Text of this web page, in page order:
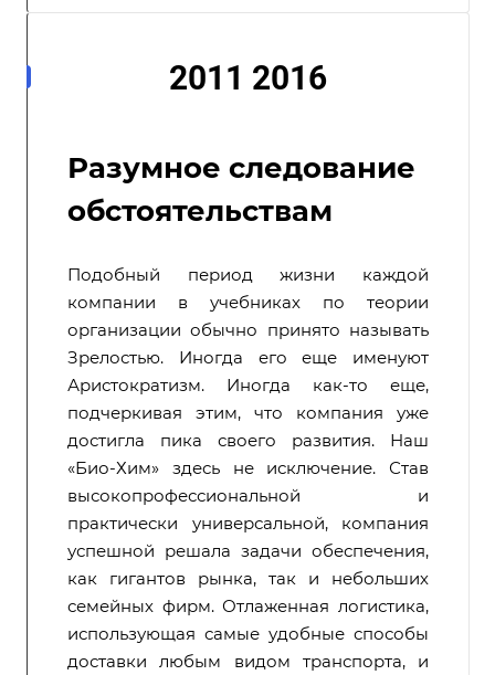
2011 2016
Разумное следование
обстоятельствам
Подобный период жизни каждой
компании в учебниках по теории
организации обычно принято называть
Зрелостью. Иногда его еще именуют
Аристократизм. Иногда как-то еще,
подчеркивая этим, что компания уже
достигла пика своего развития. Наш
«Био-Хим» здесь не исключение. Став
высокопрофессиональной и
практически универсальной, компания
успешной решала задачи обеспечения,
как гигантов рынка, так и небольших
семейных фирм. Отлаженная логистика,
использующая самые удобные способы
доставки любым видом транспорта, и